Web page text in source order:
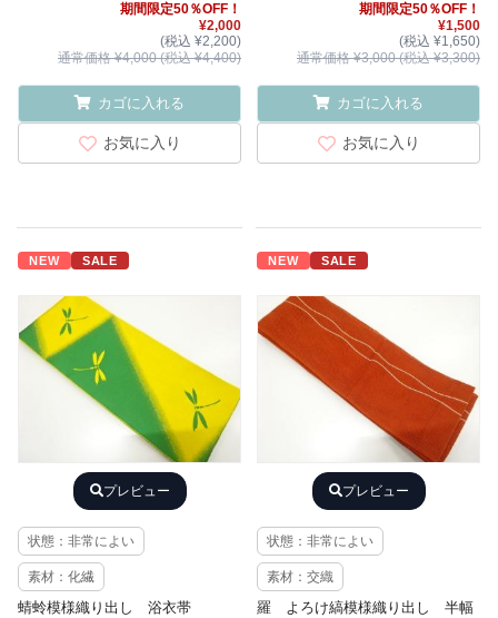
期間限定50％OFF！
¥2,000
(税込 ¥2,200)
通常価格 ¥4,000 (税込 ¥4,400)
カゴに入れる
お気に入り
期間限定50％OFF！
¥1,500
(税込 ¥1,650)
通常価格 ¥3,000 (税込 ¥3,300)
カゴに入れる
お気に入り
NEW SALE
プレビュー
状態：非常によい
素材：化繊
蜻蛉模様織り出し 浴衣帯
NEW SALE
プレビュー
状態：非常によい
素材：交織
羅 よろけ縞模様織り出し 半幅